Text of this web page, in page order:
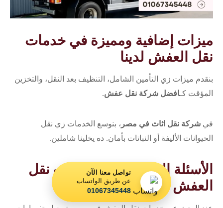
تواصل معنا الآن
عن طريق الواتساب
01067345448
ميزات إضافية ومميزة في خدمات
نقل العفش لدينا
بنقدم ميزات زي التأمين الشامل، التنظيف بعد النقل، والتخزين
المؤقت كـافضل شركة نقل عفش.
في شركة نقل اثاث في مصر ، بنوسع الخدمات زي نقل
الحيوانات الأليفة أو النباتات بأمان. ده يخلينا شاملين.
الأسئلة الشائعة حول خدمات نقل
العفش